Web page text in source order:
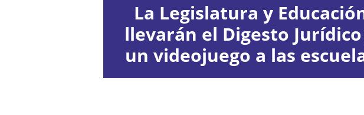
La Legislatura y
llevarán el Digesto
un videojuego a las